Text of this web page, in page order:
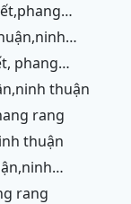
thuận
rang
thuận
ranh
rang